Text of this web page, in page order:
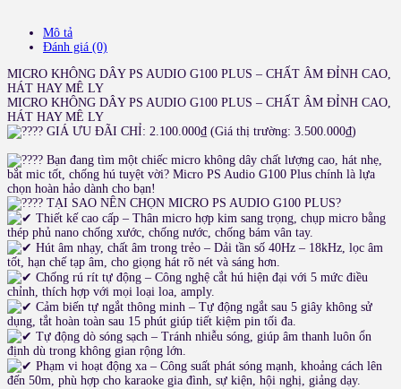
Mô tả
Đánh giá (0)
MICRO KHÔNG DÂY PS AUDIO G100 PLUS – CHẤT ÂM ĐỈNH CAO,
HÁT HAY MÊ LY
MICRO KHÔNG DÂY PS AUDIO G100 PLUS – CHẤT ÂM ĐỈNH CAO,
HÁT HAY MÊ LY
GIÁ ƯU ĐÃI CHỈ: 2.100.000₫ (Giá thị trường: 3.500.000₫)
Bạn đang tìm một chiếc micro không dây chất lượng cao, hát nhẹ,
bắt mic tốt, chống hú tuyệt vời? Micro PS Audio G100 Plus chính là lựa
chọn hoàn hảo dành cho bạn!
TẠI SAO NÊN CHỌN MICRO PS AUDIO G100 PLUS?
Thiết kế cao cấp – Thân micro hợp kim sang trọng, chụp micro bằng
thép phủ nano chống xước, chống nước, chống bám vân tay.
Hút âm nhạy, chất âm trong trẻo – Dải tần số 40Hz – 18kHz, lọc âm
tốt, hạn chế tạp âm, cho giọng hát rõ nét và sáng hơn.
Chống rú rít tự động – Công nghệ cắt hú hiện đại với 5 mức điều
chỉnh, thích hợp với mọi loại loa, amply.
Cảm biến tự ngắt thông minh – Tự động ngắt sau 5 giây không sử
dụng, tắt hoàn toàn sau 15 phút giúp tiết kiệm pin tối đa.
Tự động dò sóng sạch – Tránh nhiễu sóng, giúp âm thanh luôn ổn
định dù trong không gian rộng lớn.
Phạm vi hoạt động xa – Công suất phát sóng mạnh, khoảng cách lên
đến 50m, phù hợp cho karaoke gia đình, sự kiện, hội nghị, giảng dạy.